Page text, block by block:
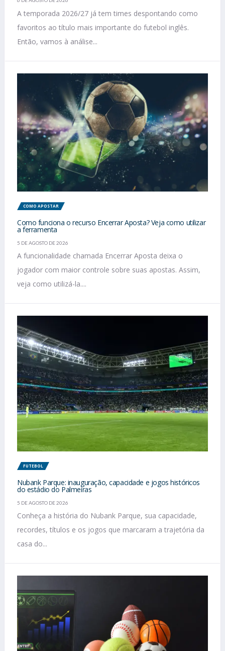
A temporada 2026/27 já tem times despontando como
favoritos ao título mais importante do futebol inglês.
Então, vamos à análise...
COMO APOSTAR
Como funciona o recurso Encerrar Aposta? Veja como utilizar
a ferramenta
5 DE AGOSTO DE 2026
A funcionalidade chamada Encerrar Aposta deixa o
jogador com maior controle sobre suas apostas. Assim,
veja como utilizá-la....
FUTEBOL
Nubank Parque: inauguração, capacidade e jogos históricos
do estádio do Palmeiras
5 DE AGOSTO DE 2026
Conheça a história do Nubank Parque, sua capacidade,
recordes, títulos e os jogos que marcaram a trajetória da
casa do...